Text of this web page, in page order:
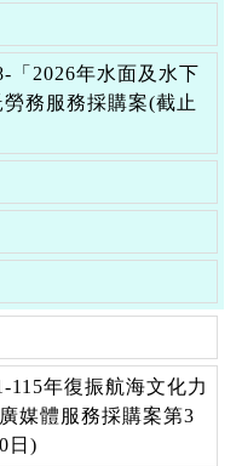
「2026年水面及水下
務服務採購案(截止
115年復振航海文化力
媒體服務採購案第3
日)